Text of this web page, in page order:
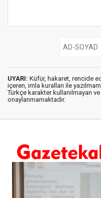
UYARI: Küfür, hakaret, rencide
içeren, imla kuralları ile
Türkçe karakter kullanılmayan
onaylanmamaktadır.